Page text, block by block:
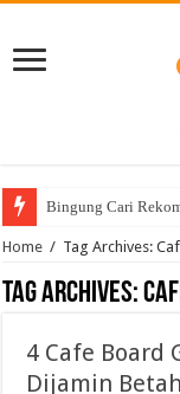
Bingung Cari
Home / Tag Archives:
Tag Archives:
4 Cafe Board
Dijamin